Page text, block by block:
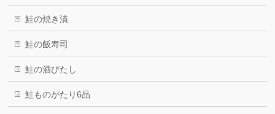
鮭の焼き漬
鮭の飯寿司
鮭の酒びたし
鮭ものがたり6品